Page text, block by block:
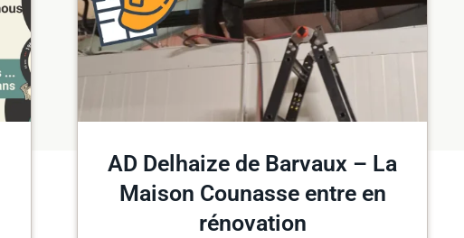
AD Delhaize de Barvaux – La
Maison Counasse entre en
rénovation